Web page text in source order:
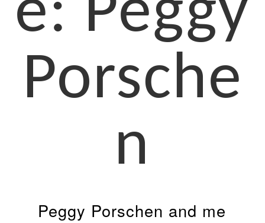
e: Peggy
Porsche
n
Peggy Porschen and me